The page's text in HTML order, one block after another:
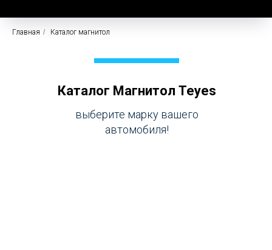
Главная / Каталог магнитол
Каталог Магнитол Teyes
выберите марку вашего
автомобиля!